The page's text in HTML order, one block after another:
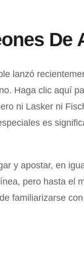
De
lanzó
Haga clic aquí
ni Lasker ni
es
y apostar, en
pero hasta
familiarizarse